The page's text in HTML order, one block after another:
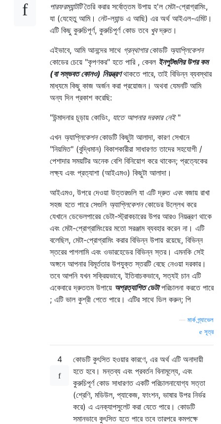
পারফরম্যান্টটিতৈরি করার সর্বোত্তম উপায় হ'ল মেটা-প্রোগ্রামিং,
যা (যেহেতু আমি। নেট-ল্যান্ড এ আছি) এর অর্থ আইএল-এমিট।
এটি কিছু কুরুচিপূর্ণ, কুরুচিপূর্ণ কোড তবে খুবদ্রুত।
এইভাবে, আমি আনন্দের সাথে গ্রন্থাগারকোডটি অ্যাপ্লিকেশন
কোডের চেয়ে "কৃপণকর" হতে পারি , কেবল ইনপুটগুলির উপর কম
(বা সম্ভবত কোনও) নিয়ন্ত্রণথাকতে পারে, তাই বিভিন্ন ব্যবস্থার
মাধ্যমে কিছু কাজ অর্জন করা প্রয়োজন। অথবা যেমনটি আমি
অন্য দিন প্রকাশ করেছি:
"উন্মাদনার চূড়ায় কোডিং, যাতে আপনার দরকার নেই"
এখন অ্যাপ্লিকেশনকোডটি কিছুটা আলাদা, কারণ সেখানে
"নিয়মিত" (বুদ্ধিমান) বিকাশকারীরা সাধারণত তাদের সহযোগী /
পেশাদার সময়টির অনেক বেশি বিনিয়োগ করে থাকেন; প্রত্যেকের
লক্ষ্য এবং প্রত্যাশা (আইএমও) কিছুটা আলাদা।
আইএমও, উপরে দেওয়া উত্তরগুলি যা এটি দ্রুত এবংবজায় রাখা
সহজ হতে পারে সেগুলি অ্যাপ্লিকেশনকোডের উল্লেখ করে
যেখানে ডেভেলপারের ডেটা-স্ট্রাকচারের উপর আরও নিয়ন্ত্রণ থাকে
এবং মেটা-প্রোগ্রামিংয়ের মতো সরঞ্জাম ব্যবহার করেন না। এটি
বলেছিল, মেটা-প্রোগ্রামিং করার বিভিন্ন উপায় রয়েছে, বিভিন্ন
স্তরের পাগলামি এবং ওভারহেডের বিভিন্ন স্তর। এমনকি সেই
অঙ্গনে আপনার বিমূর্ততার উপযুক্ত স্তরটি বেছে নেওয়া দরকার।
তবে আপনি যখন সক্রিয়ভাবে, ইতিবাচকভাবে, সত্যই চান এটি
একেবারে দ্রুততম উপায়ে অপ্রত্যাশিত ডেটাপরিচালনা করতে পারে
; এটি ভাল কুশ্রী পেতে পারে। এটির সাথে ডিল করুন; পি
মার্ক গ্র্যাভেল
সূত্র
4
কোডটি কুৎসিত হওয়ার কারণে, এর অর্থ এটি অনাদায়ী
হতে হবে। মন্তব্য এবং প্রবর্তন বিনামূল্যে, এবং
কুরুচিপূর্ণ কোড সাধারণত একটি পরিচালনাযোগ্য সত্তা
(শ্রেণি, মডিউল, প্যাকেজ, ফাংশন, ভাষার উপর নির্ভর
করে) এ এনক্যাপসুলেট করা যেতে পারে। কোডটি
সমানভাবে কুৎসিত হতে পারে তবে তারপরে কমপক্ষে